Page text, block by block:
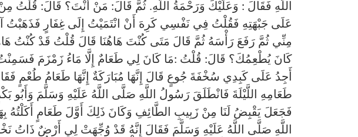
اللَّهِ فَقَالَ : وَعَلَيْكَ وَرَحْمَةُ اللَّهِ. ثُمَّ قَالَ: مَنْ أَنْتَ؟ قَالَ: قُلْتُ
عَلَى جَبْهَتِهِ فَقُلْتُ فِي نَفْسِي كَرِهَ أَنْ انْتَمَيْتُ إِلَى غِفَارٍ فَذَهَبْتُ
مِنِّي ثُمَّ رَفَعَ رَأْسَهُ ثُمَّ قَالَ مَتَى كُنْتَ هَاهُنَا قَالَ قُلْتُ قَدْ كُنْتُ
كَانَ يُطْعِمُكَ؟ قَالَ: قُلْتُ :مَا كَانَ لِي طَعَامٌ إِلَّا مَاءُ زَمْزَمَ
أَجِدُ عَلَى كَبِدِي سُخْفَةَ جُوعٍ قَالَ إِنَّهَا مُبَارَكَةٌ إِنَّهَا طَعَامُ طُعْمٍ
طَعَامِهِ اللَّيْلَةَ فَانْطَلَقَ رَسُولُ اللَّهِ صَلَّى اللَّهُ عَلَيْهِ وَسَلَّمَ وَأَبُو
فَجَعَلَ يَقْبِضُ لَنَا مِنْ زَبِيبِ الطَّائِفِ وَكَانَ ذَلِكَ أَوَّلَ طَعَامٍ أَكَلْتُهُ
اللَّهِ صَلَّى اللَّهُ عَلَيْهِ وَسَلَّمَ فَقَالَ إِنَّهُ قَدْ وُجِّهَتْ لِي أَرْضٌ ذَاتُ